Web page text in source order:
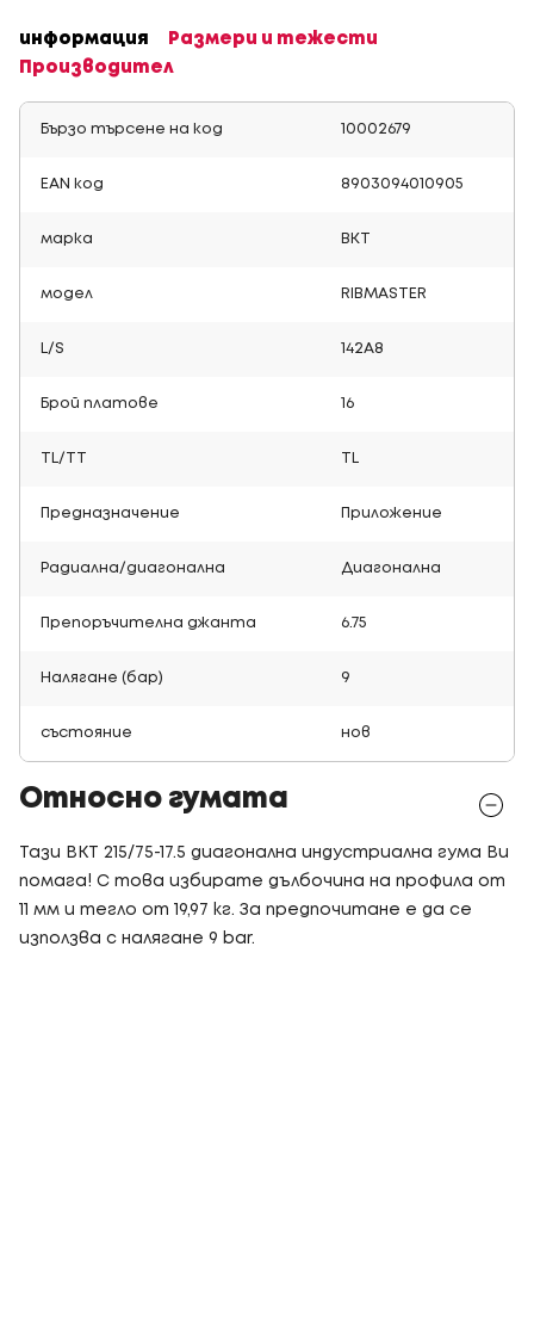
информация
Размери и тежести
Производител
Бързо търсене на код 10002679
EAN код 8903094010905
марка BKT
модел RIBMASTER
L/S 142A8
Брой платове 16
TL/TT
Предназначение Приложение
Радиална/диагонална Диагонална
Препоръчителна джанта 6.75
Налягане (бар) 9
състояние нов
Относно гумата
Тази BKT 215/75-17.5 диагонална индустриална гума Ви
помага! С това избирате дълбочина на профила от
11 мм и тегло от 19,97 кг. За предпочитане е да се
използва с налягане 9 bar.